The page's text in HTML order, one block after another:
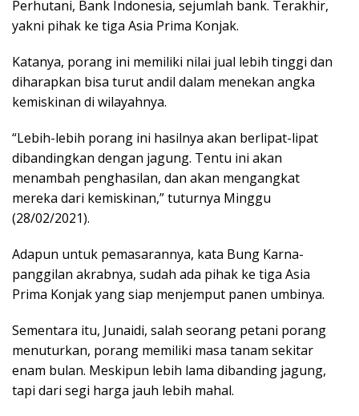
Perhutani, Bank Indonesia, sejumlah bank. Terakhir,
yakni pihak ke tiga Asia Prima Konjak.
Katanya, porang ini memiliki nilai jual lebih tinggi dan
diharapkan bisa turut andil dalam menekan angka
kemiskinan di wilayahnya.
“Lebih-lebih porang ini hasilnya akan berlipat-lipat
dibandingkan dengan jagung. Tentu ini akan
menambah penghasilan, dan akan mengangkat
mereka dari kemiskinan,” tuturnya Minggu
(28/02/2021).
Adapun untuk pemasarannya, kata Bung Karna-
panggilan akrabnya, sudah ada pihak ke tiga Asia
Prima Konjak yang siap menjemput panen umbinya.
Sementara itu, Junaidi, salah seorang petani porang
menuturkan, porang memiliki masa tanam sekitar
enam bulan. Meskipun lebih lama dibanding jagung,
tapi dari segi harga jauh lebih mahal.